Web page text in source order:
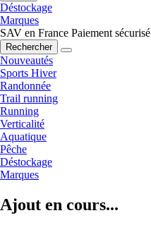
Déstockage
Marques
SAV en France Paiement sécurisé
Rechercher
Nouveautés
Sports Hiver
Randonnée
Trail running
Running
Verticalité
Aquatique
Pêche
Déstockage
Marques
Ajout en cours...